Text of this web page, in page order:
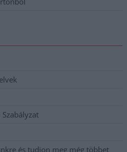
és tudjon meg még többet